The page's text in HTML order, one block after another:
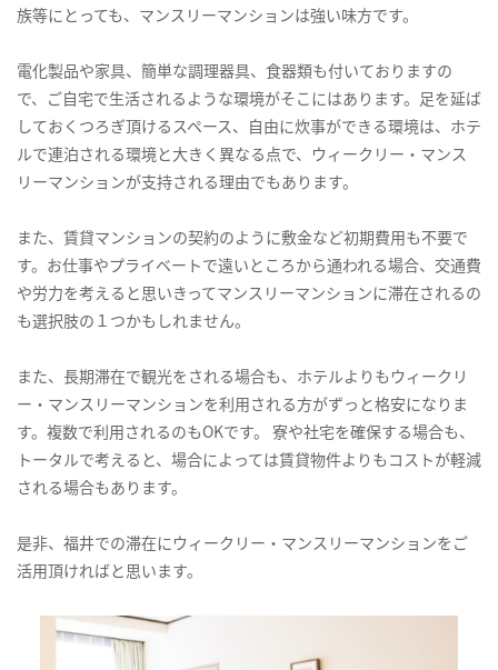
族等にとっても、マンスリーマンションは強い味方です。
電化製品や家具、簡単な調理器具、食器類も付いておりますの
で、ご自宅で生活されるような環境がそこにはあります。足を延ば
しておくつろぎ頂けるスペース、自由に炊事ができる環境は、ホテ
ルで連泊される環境と大きく異なる点で、ウィークリー・マンス
リーマンションが支持される理由でもあります。
また、賃貸マンションの契約のように敷金など初期費用も不要で
す。お仕事やプライベートで遠いところから通われる場合、交通費
や労力を考えると思いきってマンスリーマンションに滞在されるの
も選択肢の１つかもしれません。
また、長期滞在で観光をされる場合も、ホテルよりもウィークリ
ー・マンスリーマンションを利用される方がずっと格安になりま
す。複数で利用されるのもOKです。 寮や社宅を確保する場合も、
トータルで考えると、場合によっては賃貸物件よりもコストが軽減
される場合もあります。
是非、福井での滞在にウィークリー・マンスリーマンションをご
活用頂ければと思います。